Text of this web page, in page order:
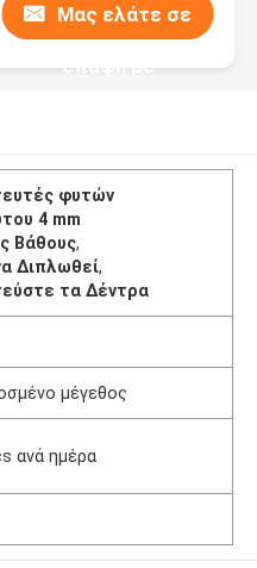
Μας ελάτε σε
επαφή με
φυτών
4 mm
Βάθους,
Διπλωθεί,
τα Δέντρα
μέγεθος
ανά ημέρα